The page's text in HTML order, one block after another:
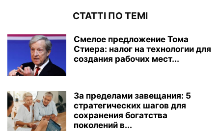
СТАТТІ ПО ТЕМІ
Смелое предложение Тома
Стиера: налог на технологии для
создания рабочих мест...
За пределами завещания: 5
стратегических шагов для
сохранения богатства
поколений в...